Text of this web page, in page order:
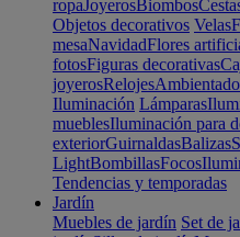
ropaJoyerosBiombos
Objetos decorativos Velas
mesaNavidadFlores
fotosFiguras decorativas
joyerosRelojes
Iluminación Lámparas
mueblesIluminación para
exteriorGuirnaldasBalizas
LightBombillasFocos
Tendencias y temporadas
Jardín
Muebles de jardín Set de